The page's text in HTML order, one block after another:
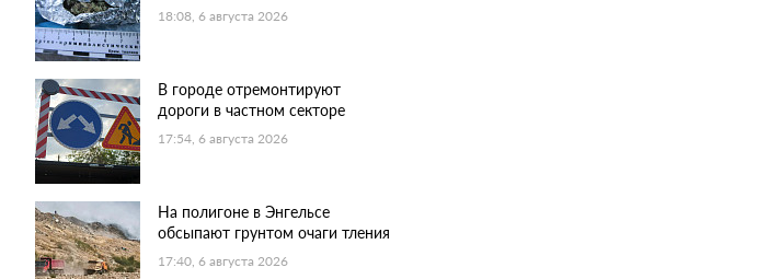
18:08, 6 августа 2026
В городе отремонтируют
дороги в частном секторе
17:54, 6 августа 2026
На полигоне в Энгельсе
обсыпают грунтом очаги тления
17:40, 6 августа 2026